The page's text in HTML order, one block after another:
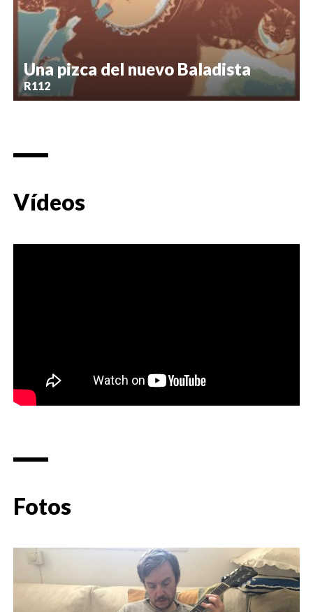
Una pizca del nuevo Baladista
R112
Vídeos
Fotos